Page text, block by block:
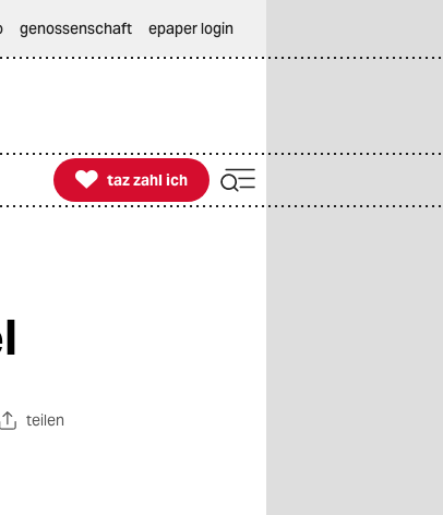
genossenschaft epaper login

taz zahl ich
taz zahl ich
teilen